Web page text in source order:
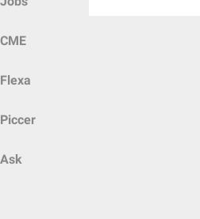
CME
Flexa
Piccer
Ask